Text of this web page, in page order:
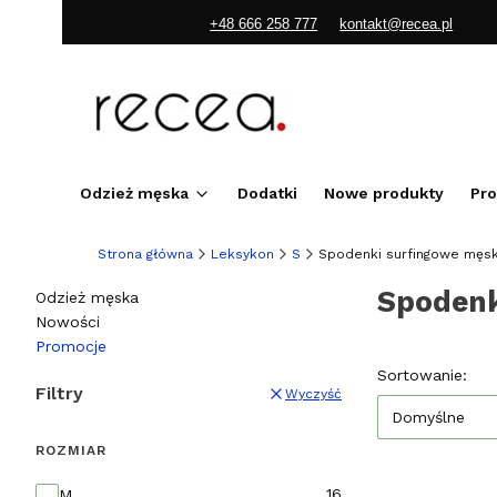
+48 666 258 777 kontakt@recea.pl
Odzież męska Dodatki Nowe produkty
Strona główna Leksykon S Spodenki surfingowe
Odzież męska
Nowości
Promocje
Filtry
Wyczyść
ROZMIAR
Lista
Sortowanie:
Domyślne